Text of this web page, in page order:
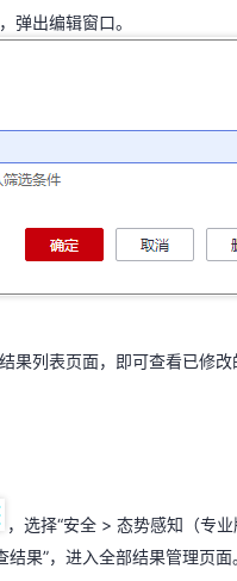
结果列表页面，即可查看已修改
弹出编辑窗口。
弹出编辑窗口。
果列表页面，即可查看已修改
，选择“安全 > 态势感知（专
果”，进入全部结果管理页面